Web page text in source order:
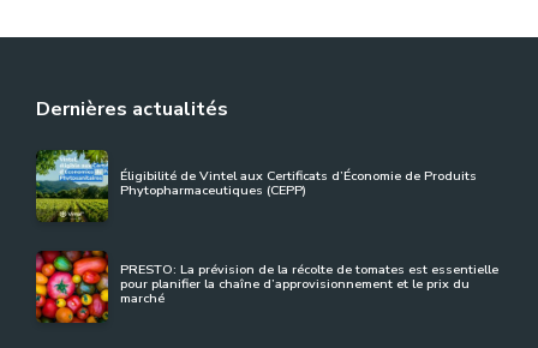
Dernières actualités
Éligibilité de Vintel aux Certificats d’Économie de Produits
Phytopharmaceutiques (CEPP)
PRESTO: La prévision de la récolte de tomates est essentielle
pour planifier la chaîne d’approvisionnement et le prix du
marché